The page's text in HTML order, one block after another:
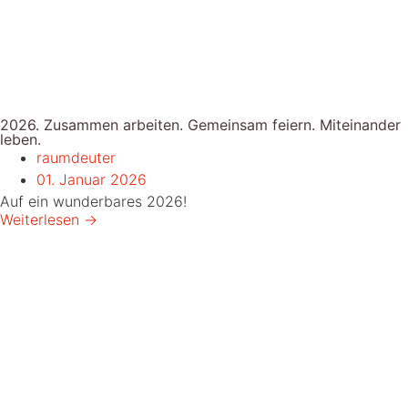
2026. Zusammen arbeiten. Gemeinsam feiern. Miteinander
leben.
raumdeuter
01. Januar 2026
Auf ein wunderbares 2026!
Weiterlesen →